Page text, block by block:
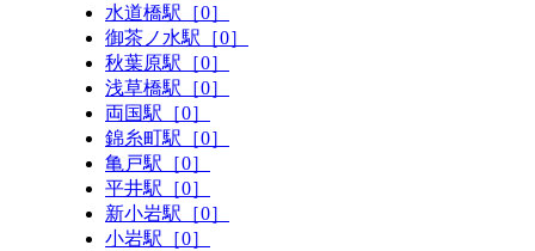
水道橋駅［0］
御茶ノ水駅［0］
秋葉原駅［0］
浅草橋駅［0］
両国駅［0］
錦糸町駅［0］
亀戸駅［0］
平井駅［0］
新小岩駅［0］
小岩駅［0］